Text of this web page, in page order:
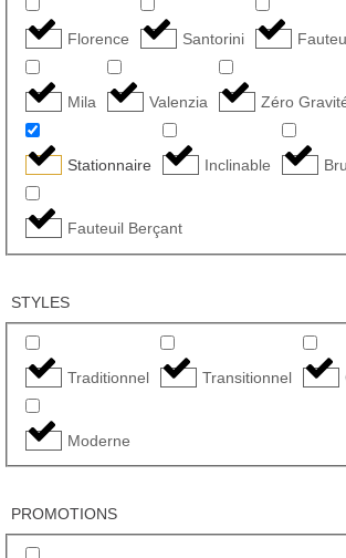
Florence Santorini
Mila Valenzia Zéro
Stationnaire Inclinable
Fauteuil Berçant
STYLES
Traditionnel Transitionnel
Moderne
PROMOTIONS